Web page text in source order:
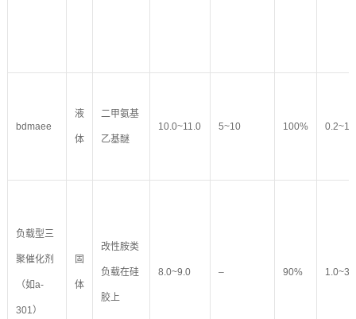
bdmaee
液
体
二甲氨基
乙基醚
10.0~11.0 5~10 100%
负载型三
聚催化剂
（如a-
301）
固
体
改性胺类
负载在硅
胶上
8.0~9.0 – 90%